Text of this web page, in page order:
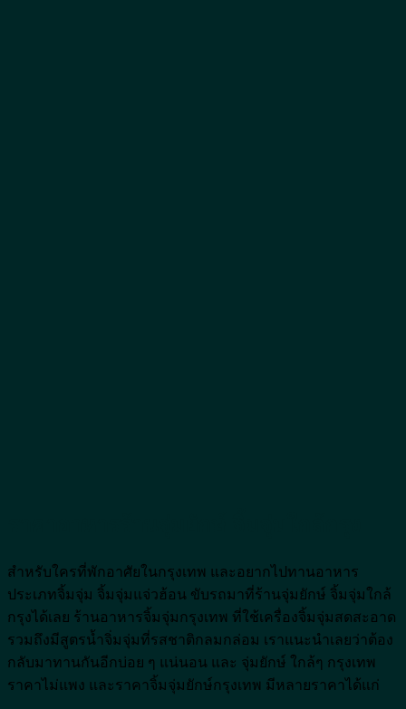
สำหรับใครที่พักอาศัยในกรุงเทพ และอยากไปทานอาหาร
ประเภทจิ้มจุ่ม จิ้มจุ่มแจ่วฮ้อน ขับรถมาที่ร้านจุ่มยักษ์ จิ้มจุ่มใกล้
กรุงได้เลย ร้านอาหารจิ้มจุ่มกรุงเทพ ที่ใช้เครื่องจิ้มจุ่มสดสะอาด
รวมถึงมีสูตรน้ำจิ่มจุ่มที่รสชาติกลมกล่อม เราแนะนำเลยว่าต้อง
กลับมาทานกันอีกบ่อย ๆ แน่นอน และ จุ่มยักษ์ ใกล้ๆ กรุงเทพ
ราคาไม่แพง และราคาจิ้มจุ่มยักษ์กรุงเทพ มีหลายราคาได้แก่